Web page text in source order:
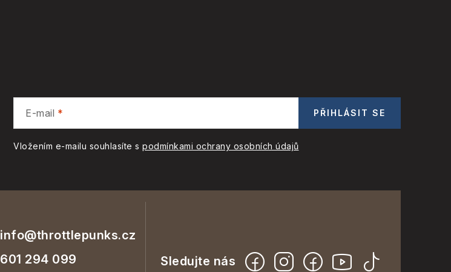
E-mail
Vložením e-mailu souhlasíte s podmínkami ochrany osobních údajů
PŘIHLÁSIT SE
info@throttlepunks.cz
601 294 099